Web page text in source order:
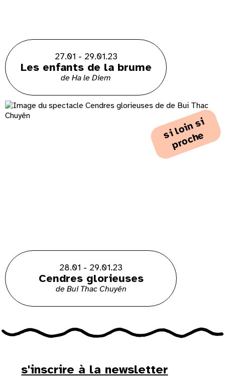
27.01 - 29.01.23
Les enfants de la brume
de Ha le Diem
s
i
l
o
i
n
s
i
p
r
o
c
h
e
28.01 - 29.01.23
Cendres glorieuses
de Bui Thac Chuyên
s'inscrire à la newsletter